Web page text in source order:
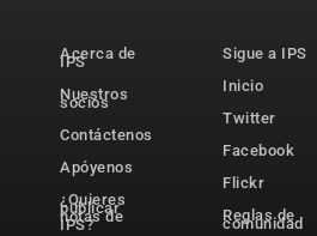
Acerca de
IPS
Nuestros
socios
Contáctenos
Apóyenos
¿Quieres
publicar
notas de
IPS?
Sigue a IPS
Inicio
Twitter
Facebook
Flickr
Reglas de
comunidad